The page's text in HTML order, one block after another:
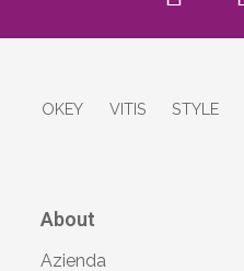
OKEY VITIS STYLE
About
Azienda